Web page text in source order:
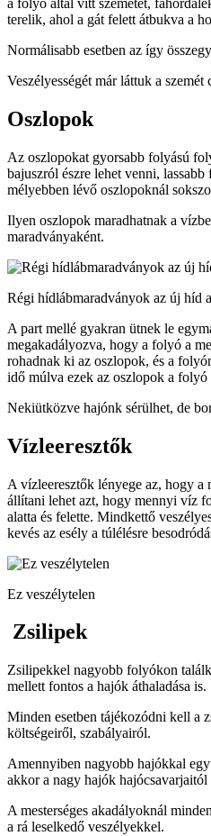
a folyó által vitt szemetet,
terelik, ahol a gát felett átbukva a
Normálisabb esetben az így
Veszélyességét már láttuk a szemét
Oszlopok
Az oszlopokat gyorsabb folyású
bajuszról észre lehet venni,
mélyebben lévő oszlopoknál
Ilyen oszlopok maradhatnak a
maradványaként.
Régi hídlábmaradványok az új híd
A part mellé gyakran ütnek le
megakadályozva, hogy a folyó a
rohadnak ki az oszlopok, és a
idő múlva ezek az oszlopok a folyó
Nekiütközve hajónk sérülhet, de
Vízleeresztők
A vízleeresztők lényege az, hogy a
állítani lehet azt, hogy mennyi víz
alatta és felette. Mindkettő
kevés az esély a túlélésre
Ez veszélytelen
Zsilipek
Zsilipekkel nagyobb folyókon
mellett fontos a hajók áthaladása is.
Minden esetben tájékozódni kell a
költségeiről, szabályairól.
Amennyiben nagyobb hajókkal
akkor a nagy hajók
A mesterséges akadályoknál
a rá leselkedő veszélyekkel.